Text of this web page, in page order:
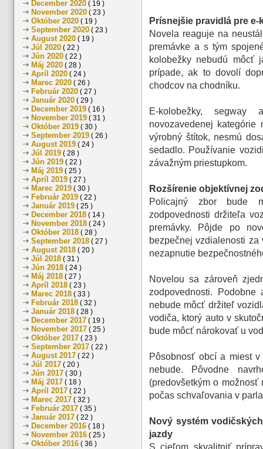
December 2020 ( 19 )
November 2020 ( 23 )
Október 2020 ( 19 )
September 2020 ( 23 )
August 2020 ( 19 )
Júl 2020 ( 22 )
Jún 2020 ( 22 )
Máj 2020 ( 28 )
Apríl 2020 ( 24 )
Marec 2020 ( 26 )
Február 2020 ( 27 )
Január 2020 ( 29 )
December 2019 ( 16 )
November 2019 ( 31 )
Október 2019 ( 30 )
September 2019 ( 26 )
August 2019 ( 24 )
Júl 2019 ( 28 )
Jún 2019 ( 22 )
Máj 2019 ( 25 )
Apríl 2019 ( 27 )
Marec 2019 ( 30 )
Február 2019 ( 22 )
Január 2019 ( 25 )
December 2018 ( 14 )
November 2018 ( 24 )
Október 2018 ( 28 )
September 2018 ( 27 )
August 2018 ( 20 )
Júl 2018 ( 31 )
Jún 2018 ( 24 )
Máj 2018 ( 27 )
Apríl 2018 ( 23 )
Marec 2018 ( 33 )
Február 2018 ( 32 )
Január 2018 ( 28 )
December 2017 ( 19 )
November 2017 ( 25 )
Október 2017 ( 23 )
September 2017 ( 22 )
August 2017 ( 22 )
Júl 2017 ( 20 )
Jún 2017 ( 30 )
Máj 2017 ( 18 )
Apríl 2017 ( 22 )
Marec 2017 ( 32 )
Február 2017 ( 35 )
Január 2017 ( 22 )
December 2016 ( 18 )
November 2016 ( 25 )
Október 2016 ( 36 )
Prísnejšie pravidlá pre e-
Novela reaguje na
premávke a s tým
kolobežky nebudú môcť
prípade, ak to dovolí
chodcov na chodníku.
E-kolobežky,
novozavedenej
výrobný štítok, nesmú
sedadlo. Používanie
závažným priestupkom.
Rozšírenie objektívnej
Policajný zbor bude
zodpovednosti držiteľa
premávky. Pôjde po
bezpečnej vzdialenosti
nezapnutie
Novelou sa zároveň
zodpovednosti.
nebude môcť držiteľ
vodiča, ktorý auto v
bude môcť nárokovať u
Pôsobnosť obcí a miest
nebude. Pôvodne
(predovšetkým o
počas schvaľovania v
Nový systém
jazdy